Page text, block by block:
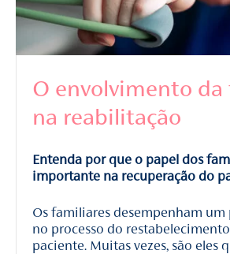
O envolvimento
na reabilitação
Entenda por que o papel dos
importante na recuperação do
Os familiares desempenham um
no processo do
paciente. Muitas vezes, são eles